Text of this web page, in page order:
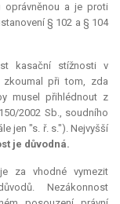
a je proti
§ 102 a § 104
kasační stížnosti v
zkoumal při tom, zda
musel přihlédnout z
2002 Sb., soudního
jen "s. ř. s."). Nejvyšší
je důvodná.
za vhodné vymezit
Nezákonnost